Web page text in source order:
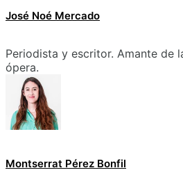
José Noé Mercado
Periodista y escritor. Amante de
ópera.
Montserrat Pérez Bonfil